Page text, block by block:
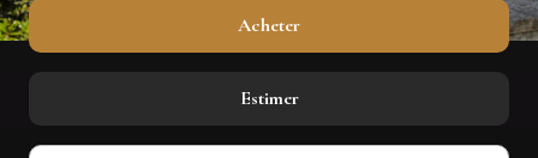
l'agence
clients
Acheter
Estimer